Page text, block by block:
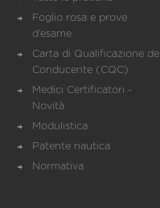
Foglio rosa e prove
d’esame
Carta di Qualificazione del
Conducente (CQC)
Medici Certificatori -
Novità
Modulistica
Patente nautica
Normativa